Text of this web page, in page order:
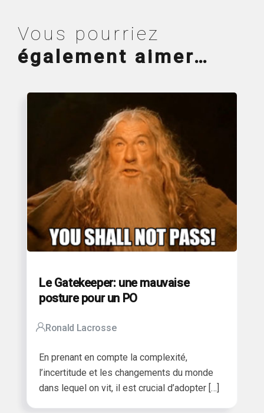
Vous pourriez
également aimer…
Le Gatekeeper: une mauvaise
posture pour un PO
Ronald Lacrosse
En prenant en compte la complexité,
l’incertitude et les changements du monde
dans lequel on vit, il est crucial d’adopter […]